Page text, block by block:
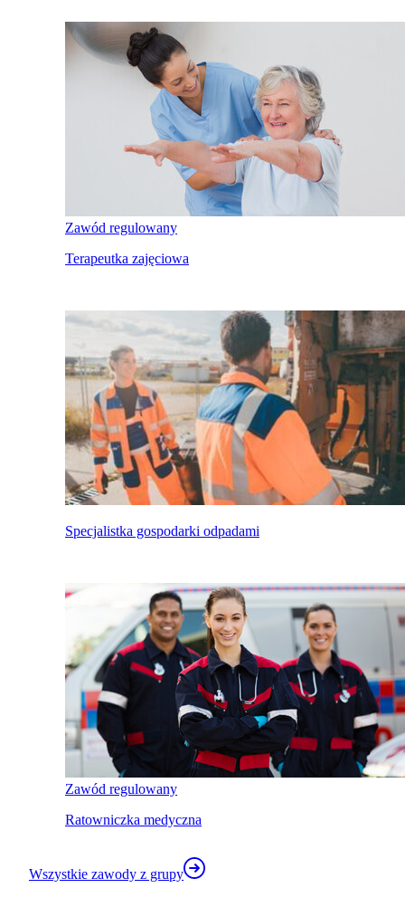
Zawód regulowany
Terapeutka zajęciowa
Specjalistka gospodarki odpadami
Zawód regulowany
Ratowniczka medyczna
Wszystkie zawody z grupy